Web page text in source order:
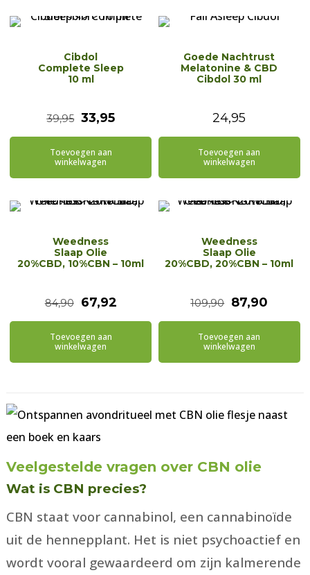
Cibdol
Complete Sleep
10 ml
39,95 Oorspronkelijke
prijs
was:
33,95Huidige
prijs
Toevoegen aan
winkelwagen
Goede Nachtrust
Melatonine & CBD
Cibdol 30 ml
24,95
Toevoegen aan
winkelwagen
Weedness
Slaap Olie
20%CBD, 10%CBN – 10ml
84,90
Oorspronkelijke
prijs
was:
67,92Huidige
prijs
Toevoegen aan
winkelwagen
Weedness
Slaap Olie
20%CBD, 20%CBN – 10ml
109,90
prijs
was:
87,90
prijs
Toevoegen aan
winkelwagen
Veelgestelde vragen over CBN olie
Wat is CBN precies?
CBN staat voor cannabinol, een cannabinoïde
uit de hennepplant. Het is niet psychoactief en
wordt vooral gewaardeerd om zijn kalmerende